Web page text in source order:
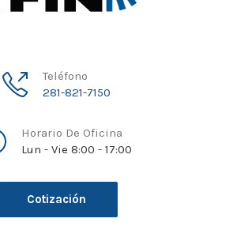
Teléfono
281-821-7150
Horario De Oficina
Lun - Vie 8:00 - 17:00
Cotización